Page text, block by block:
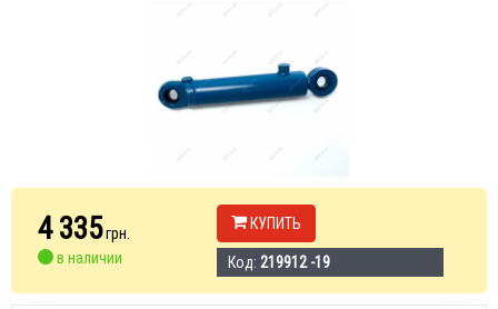
4 335грн.
в наличии
КУПИТЬ
Код: 219912 -19